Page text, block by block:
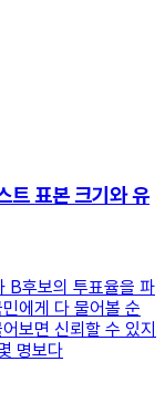
표본 크기와 유
B후보의 투표율을 파
에게 다 물어볼 순
보면 신뢰할 수 있지
명보다